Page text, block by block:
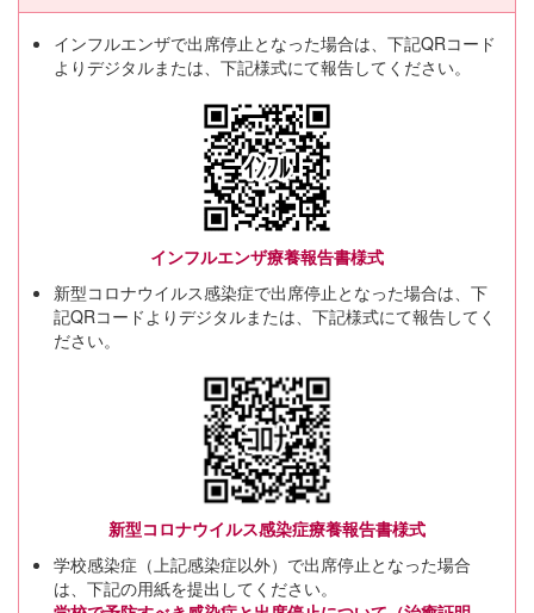
インフルエンザで出席停止となった場合は、下記QRコード
よりデジタルまたは、下記様式にて報告してください。
インフルエンザ療養報告書様式
新型コロナウイルス感染症で出席停止となった場合は、下
記QRコードよりデジタルまたは、下記様式にて報告してく
ださい。
新型コロナウイルス感染症療養報告書様式
学校感染症（上記感染症以外）で出席停止となった場合
は、下記の用紙を提出してください。